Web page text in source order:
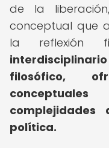
de la
conceptual que
la reflexión
filosófico,
política.